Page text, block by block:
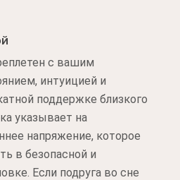
с вашим
интуицией и
поддержке близкого
указывает на
напряжение, которое
в безопасной и
Если подруга во сне